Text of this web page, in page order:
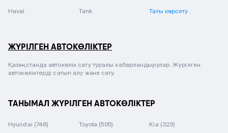
Haval Tank Тағы көрсету
ЖҮРІЛГЕН АВТОКӨЛІКТЕР
Қазақстанда автокөлік сату туралы хабарландырулар. Жүрілген
автокөліктерді сатып алу және сату.
ТАНЫМАЛ ЖҮРІЛГЕН АВТОКӨЛІКТЕР
Hyundai (746) Toyota (505) Kia (323)